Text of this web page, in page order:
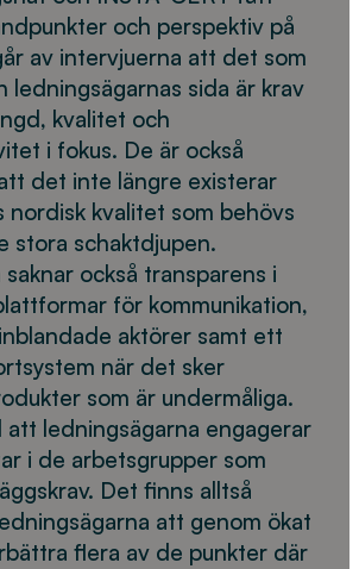
och perspektiv på
av intervjuerna att det som
ledningsägarnas sida är krav
kvalitet och
i fokus. De är också
det inte längre existerar
nordisk kvalitet som behövs
stora schaktdjupen.
också transparens i
för kommunikation,
aktörer samt ett
när det sker
som är undermåliga.
att ledningsägarna engagerar
i de arbetsgrupper som
Det finns alltså
att genom ökat
flera av de punkter där